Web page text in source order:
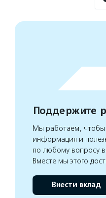
Поддержите
Мы работаем, чтобы
информация и
по любому вопросу
Вместе мы этого
Внести вклад